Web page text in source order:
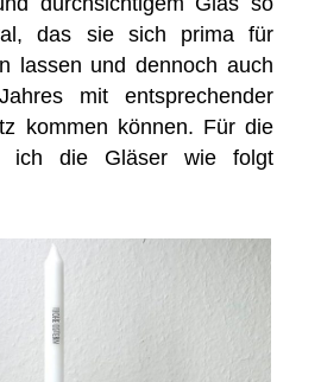
das sie sich prima für
lassen und dennoch auch
mit entsprechender
kommen können. Für die
ich die Gläser wie folgt